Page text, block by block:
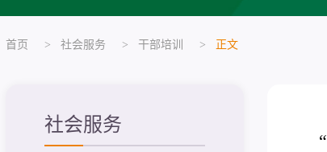
首页 > 社会服务 > 干部培训 > 正文
社会服务